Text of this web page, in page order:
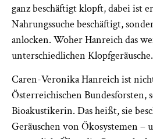
ganz beschäftigt klopft, dabei ist
Nahrungssuche beschäftigt,
anlocken. Woher Hanreich das
unterschiedlichen Klopfgeräusche.
Caren-Veronika Hanreich ist
Österreichischen Bundesforsten,
Bioakustikerin. Das heißt, sie
Geräuschen von Ökosystemen –